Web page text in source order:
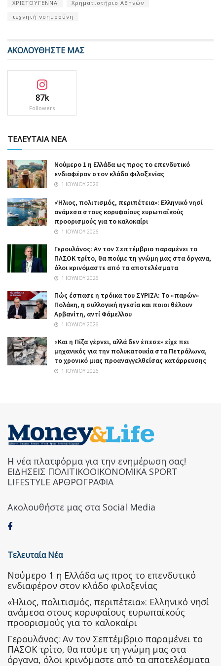
ΧΡΙΣΤΟΥΓΕΝΝΑ
Χρηματιστήριο Αθηνών
τεχνητή νοημοσύνη
ΑΚΟΛΟΥΘΗΣΤΕ ΜΑΣ
87k
Followers
ΤΕΛΕΥΤΑΙΑ ΝΕΑ
Nούμερο 1 η Ελλάδα ως προς το επενδυτικό
ενδιαφέρον στον κλάδο φιλοξενίας
1 ΙΟΥΛΊΟΥ 2026
«Ήλιος, πολιτισμός, περιπέτεια»: Ελληνικό νησί
ανάμεσα στους κορυφαίους ευρωπαϊκούς
προορισμούς για το καλοκαίρι
1 ΙΟΥΛΊΟΥ 2026
Γερουλάνος: Αν τον Σεπτέμβριο παραμένει το
ΠΑΣΟΚ τρίτο, θα πούμε τη γνώμη μας στα όργανα,
όλοι κρινόμαστε από τα αποτελέσματα
1 ΙΟΥΛΊΟΥ 2026
Πώς έσπασε η τρόικα του ΣΥΡΙΖΑ: Το «παρών»
Πολάκη, η συλλογική ηγεσία και ποιοι θέλουν
Αρβανίτη, αντί Φάμελλου
1 ΙΟΥΛΊΟΥ 2026
«Και η Πίζα γέρνει, αλλά δεν έπεσε» είχε πει
μηχανικός για την πολυκατοικία στα Πετράλωνα,
το χρονικό μιας προαναγγελθείσας κατάρρευσης
1 ΙΟΥΛΊΟΥ 2026
Η νέα πλατφόρμα για την ενημέρωση σας!
ΕΙΔΗΣΕΙΣ ΠΟΛΙΤΙΚΟΟΙΚΟΝΟΜΙΚΑ SPORT
LIFESTYLE ΑΡΘΡΟΓΡΑΦΙΑ
Ακολουθήστε μας στα Social Media
Τελευταία Νέα
Nούμερο 1 η Ελλάδα ως προς το επενδυτικό
ενδιαφέρον στον κλάδο φιλοξενίας
«Ήλιος, πολιτισμός, περιπέτεια»: Ελληνικό νησί
ανάμεσα στους κορυφαίους ευρωπαϊκούς
προορισμούς για το καλοκαίρι
Γερουλάνος: Αν τον Σεπτέμβριο παραμένει το
ΠΑΣΟΚ τρίτο, θα πούμε τη γνώμη μας στα
όργανα, όλοι κρινόμαστε από τα αποτελέσματα